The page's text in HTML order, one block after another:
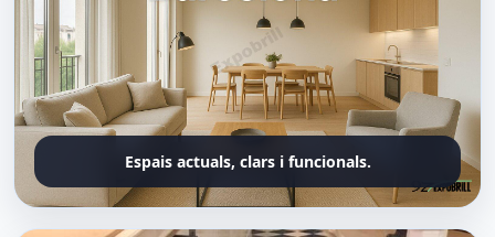
Espais actuals, clars i funcionals.